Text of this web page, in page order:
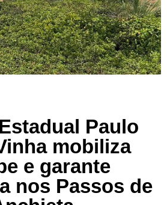
Paulo
mobiliza
e garante
nos Passos de